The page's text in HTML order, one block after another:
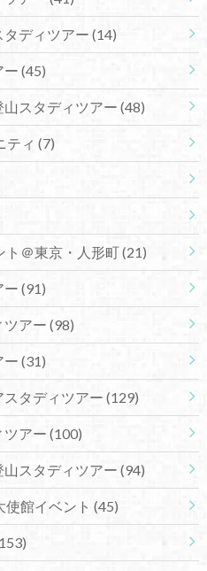
ディツアー (14)
ー (45)
スタディツアー (48)
ティ (7)
ト＠東京・人形町(21)
ー (91)
ツアー (98)
ー (31)
タディツアー (129)
ツアー (100)
スタディツアー (94)
館イベント (45)